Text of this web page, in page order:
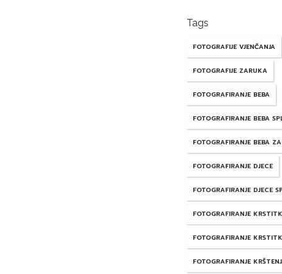
Tags
FOTOGRAFIJE VJENČANJA
FOTOGRAFIJE ZARUKA
FOTOGRAFIRANJE BEBA
FOTOGRAFIRANJE BEBA
FOTOGRAFIRANJE BEBA
FOTOGRAFIRANJE DJECE
FOTOGRAFIRANJE DJECE
FOTOGRAFIRANJE
FOTOGRAFIRANJE
FOTOGRAFIRANJE